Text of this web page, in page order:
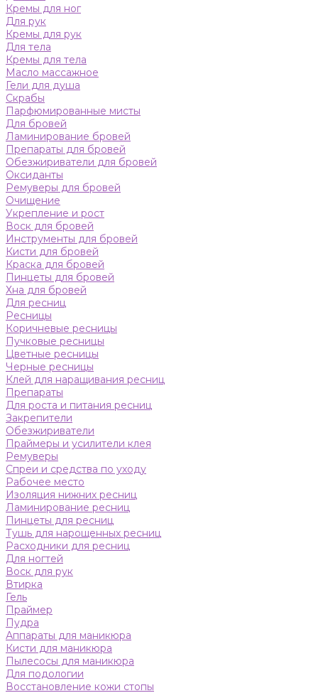
Кремы для ног
Для рук
Кремы для рук
Для тела
Кремы для тела
Масло массажное
Гели для душа
Скрабы
Парфюмированные мисты
Для бровей
Ламинирование бровей
Препараты для бровей
Обезжириватели для бровей
Оксиданты
Ремуверы для бровей
Очищение
Укрепление и рост
Воск для бровей
Инструменты для бровей
Кисти для бровей
Краска для бровей
Пинцеты для бровей
Хна для бровей
Для ресниц
Ресницы
Коричневые ресницы
Пучковые ресницы
Цветные ресницы
Черные ресницы
Клей для наращивания ресниц
Препараты
Для роста и питания ресниц
Закрепители
Обезжириватели
Праймеры и усилители клея
Ремуверы
Спреи и средства по уходу
Рабочее место
Изоляция нижних ресниц
Ламинирование ресниц
Пинцеты для ресниц
Тушь для нарощенных ресниц
Расходники для ресниц
Для ногтей
Воск для рук
Втирка
Гель
Праймер
Пудра
Аппараты для маникюра
Кисти для маникюра
Пылесосы для маникюра
Для подологии
Восстановление кожи стопы